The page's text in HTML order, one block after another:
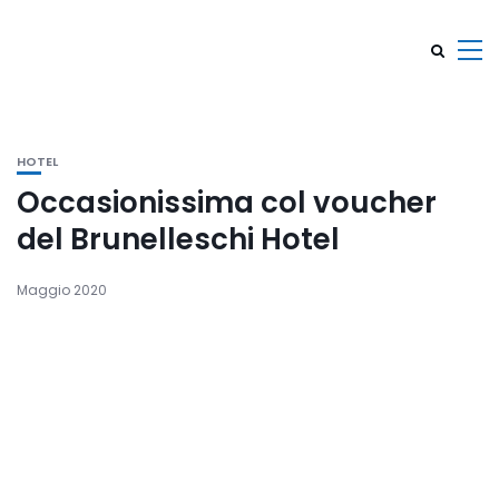
HOTEL
Occasionissima col voucher
del Brunelleschi Hotel
Maggio 2020